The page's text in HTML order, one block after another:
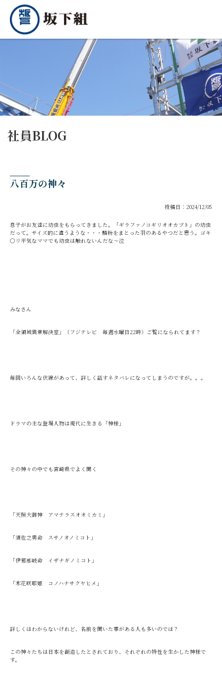
社員BLOG
八百万の神々
投稿日：2024/12/05
息子がお友達に幼虫をもらってきました。「ギラファノコギリオオカブト」の幼虫
だって。サイズ的に違うような・・・鱗粉をまとった羽のあるやつだと思う。ゴキ
〇リ平気なママでも幼虫は触れないんだな～泣
みなさん
「全領域異常解決室」（フジテレビ 毎週水曜日22時）ご覧になられてます？
毎回いろんな伏線があって、詳しく話すネタバレになってしまうのですが。。。
ドラマの主な登場人物は現代に生きる「神様」
その神々の中でも宮崎県でよく聞く
「天照大御神 アマテラスオオミカミ」
「須佐之男命 スサノオノミコト」
「伊邪那岐命 イザナギノミコト」
「木花咲耶姫 コノハナサクヤヒメ」
詳しくはわからないけれど、名前を聞いた事がある人も多いのでは？
この神々たちは日本を創造したとされており、それぞれの特性を生かした神様で
す。